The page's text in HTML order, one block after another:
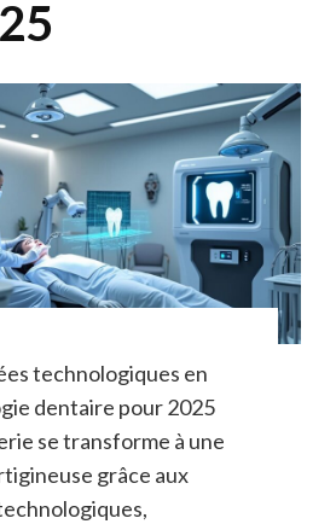
technologiques en
dentaire pour 2025
se transforme à une
grâce aux